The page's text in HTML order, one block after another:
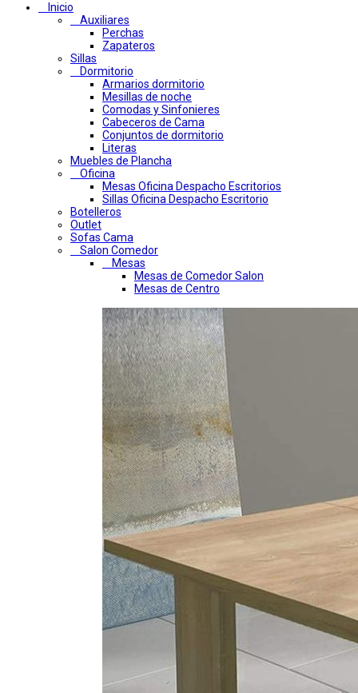
Inicio
Auxiliares
Perchas
Zapateros
Sillas
Dormitorio
Armarios dormitorio
Mesillas de noche
Comodas y Sinfonieres
Cabeceros de Cama
Conjuntos de dormitorio
Literas
Muebles de Plancha
Oficina
Mesas Oficina Despacho Escritorios
Sillas Oficina Despacho Escritorio
Botelleros
Outlet
Sofas Cama
Salon Comedor
Mesas
Mesas de Comedor Salon
Mesas de Centro